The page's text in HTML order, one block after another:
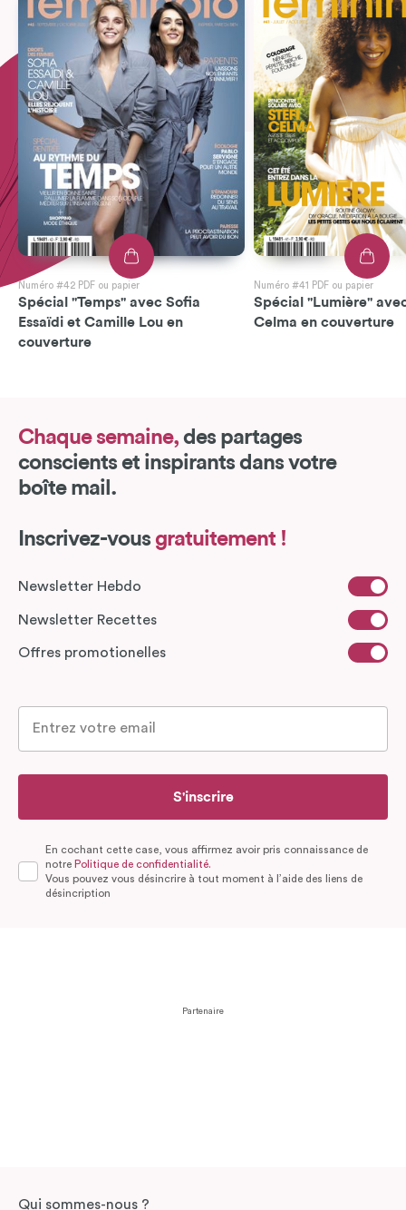
Numéro #42 PDF ou papier
Spécial "Temps" avec Sofia
Essaïdi et Camille Lou en
couverture
Numéro #41 PDF ou papier
Spécial "Lumière"
Celma en couverture
Chaque semaine, des partages
conscients et inspirants dans votre
boîte mail.
Inscrivez-vous gratuitement !
Newsletter Hebdo
Newsletter Recettes
Offres promotionelles
S'inscrire
En cochant cette case, vous affirmez avoir pris connaissance de
notre Politique de confidentialité.
Vous pouvez vous désincrire à tout moment à l’aide des liens de
désincription
Partenaire
Qui sommes-nous ?